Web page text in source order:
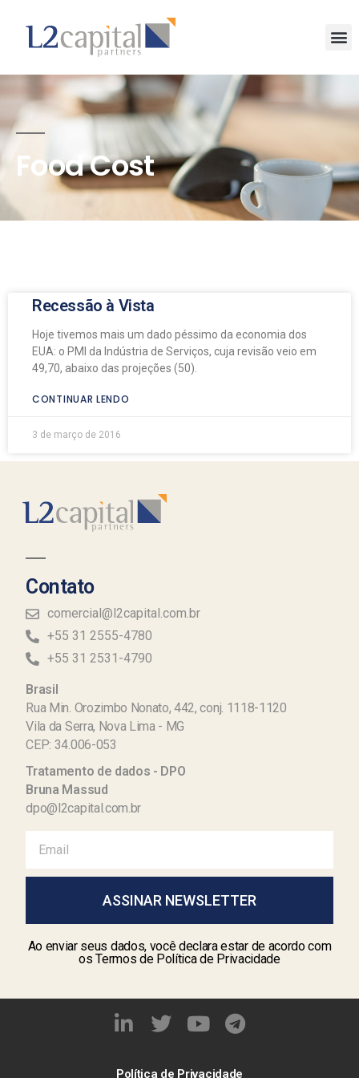
Food Cost
Recessão à Vista
Hoje tivemos mais um dado péssimo da economia dos
EUA: o PMI da Indústria de Serviços, cuja revisão veio em
49,70, abaixo das projeções (50).
CONTINUAR LENDO
3 de março de 2016
Contato
comercial@l2capital.com.br
+55 31 2555-4780
+55 31 2531-4790
Brasil
Rua Min. Orozimbo Nonato, 442, conj. 1118-1120
Vila da Serra, Nova Lima - MG
CEP: 34.006-053
Tratamento de dados - DPO
Bruna Massud
dpo@l2capital.com.br
ASSINAR NEWSLETTER
Ao enviar seus dados, você declara estar de acordo com
os Termos de Política de Privacidade
Política de Privacidade